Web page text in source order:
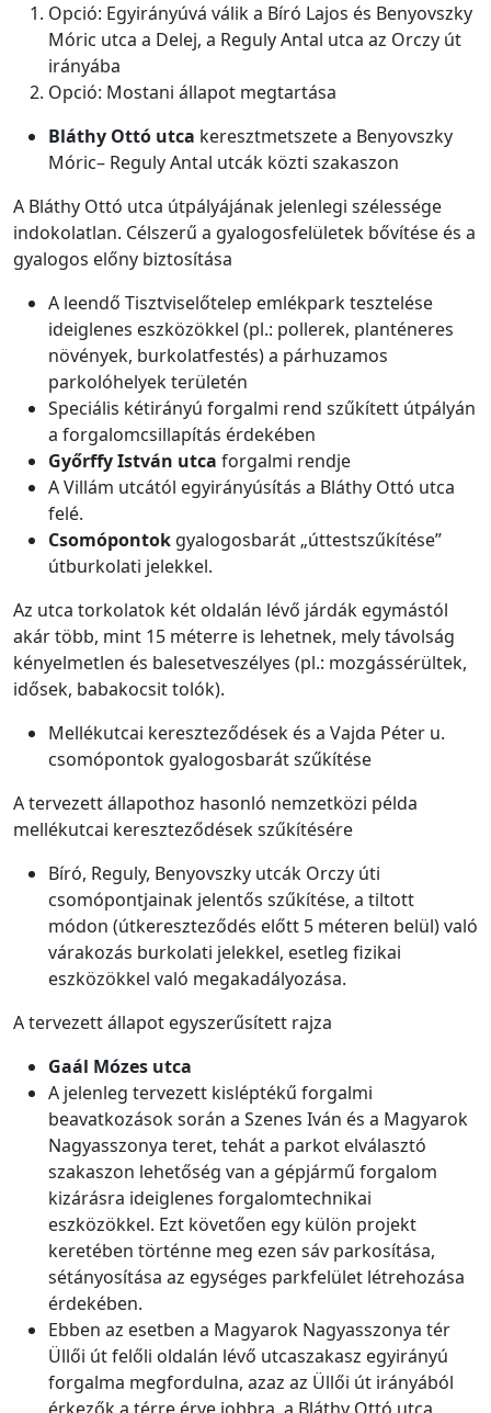
Opció: Egyirányúvá válik a Bíró Lajos és Benyovszky
Móric utca a Delej, a Reguly Antal utca az Orczy út
irányába
Opció: Mostani állapot megtartása
Bláthy Ottó utca keresztmetszete a Benyovszky
Móric– Reguly Antal utcák közti szakaszon
A Bláthy Ottó utca útpályájának jelenlegi szélessége
indokolatlan. Célszerű a gyalogosfelületek bővítése és a
gyalogos előny biztosítása
A leendő Tisztviselőtelep emlékpark tesztelése
ideiglenes eszközökkel (pl.: pollerek, planténeres
növények, burkolatfestés) a párhuzamos
parkolóhelyek területén
Speciális kétirányú forgalmi rend szűkített útpályán
a forgalomcsillapítás érdekében
Győrffy István utca forgalmi rendje
A Villám utcától egyirányúsítás a Bláthy Ottó utca
felé.
Csomópontok gyalogosbarát „úttestszűkítése”
útburkolati jelekkel.
Az utca torkolatok két oldalán lévő járdák egymástól
akár több, mint 15 méterre is lehetnek, mely távolság
kényelmetlen és balesetveszélyes (pl.: mozgássérültek,
idősek, babakocsit tolók).
Mellékutcai kereszteződések és a Vajda Péter u.
csomópontok gyalogosbarát szűkítése
A tervezett állapothoz hasonló nemzetközi példa
mellékutcai kereszteződések szűkítésére
Bíró, Reguly, Benyovszky utcák Orczy úti
csomópontjainak jelentős szűkítése, a tiltott
módon (útkereszteződés előtt 5 méteren belül) való
várakozás burkolati jelekkel, esetleg fizikai
eszközökkel való megakadályozása.
A tervezett állapot egyszerűsített rajza
Gaál Mózes utca
A jelenleg tervezett kisléptékű forgalmi
beavatkozások során a Szenes Iván és a Magyarok
Nagyasszonya teret, tehát a parkot elválasztó
szakaszon lehetőség van a gépjármű forgalom
kizárásra ideiglenes forgalomtechnikai
eszközökkel. Ezt követően egy külön projekt
keretében történne meg ezen sáv parkosítása,
sétányosítása az egységes parkfelület létrehozása
érdekében.
Ebben az esetben a Magyarok Nagyasszonya tér
Üllői út felőli oldalán lévő utcaszakasz egyirányú
forgalma megfordulna, azaz az Üllői út irányából